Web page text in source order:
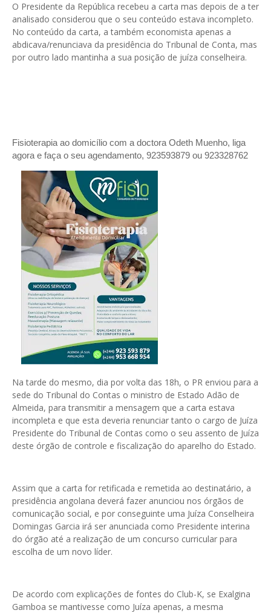
O Presidente da República recebeu a carta mas depois de a ter
analisado considerou que o seu conteúdo estava incompleto.
No conteúdo da carta, a também economista apenas a
abdicava/renunciava da presidência do Tribunal de Conta, mas
por outro lado mantinha a sua posição de juíza conselheira.
Fisioterapia ao domicílio com a doctora Odeth Muenho, liga
agora e faça o seu agendamento, 923593879 ou 923328762
Na tarde do mesmo, dia por volta das 18h, o PR enviou para a
sede do Tribunal do Contas o ministro de Estado Adão de
Almeida, para transmitir a mensagem que a carta estava
incompleta e que esta deveria renunciar tanto o cargo de Juíza
Presidente do Tribunal de Contas como o seu assento de Juíza
deste órgão de controle e fiscalização do aparelho do Estado.
Assim que a carta for retificada e remetida ao destinatário, a
presidência angolana deverá fazer anunciou nos órgãos de
comunicação social, e por conseguinte uma Juíza Conselheira
Domingas Garcia irá ser anunciada como Presidente interina
do órgão até a realização de um concurso curricular para
escolha de um novo líder.
De acordo com explicações de fontes do Club-K, se Exalgina
Gamboa se mantivesse como Juíza apenas, a mesma